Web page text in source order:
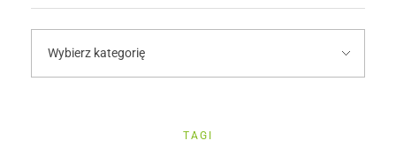
TAGI